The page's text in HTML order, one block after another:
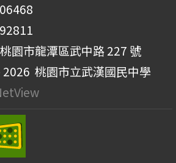
園市龍潭區武中路 227 號
桃園市立武漢國民中學